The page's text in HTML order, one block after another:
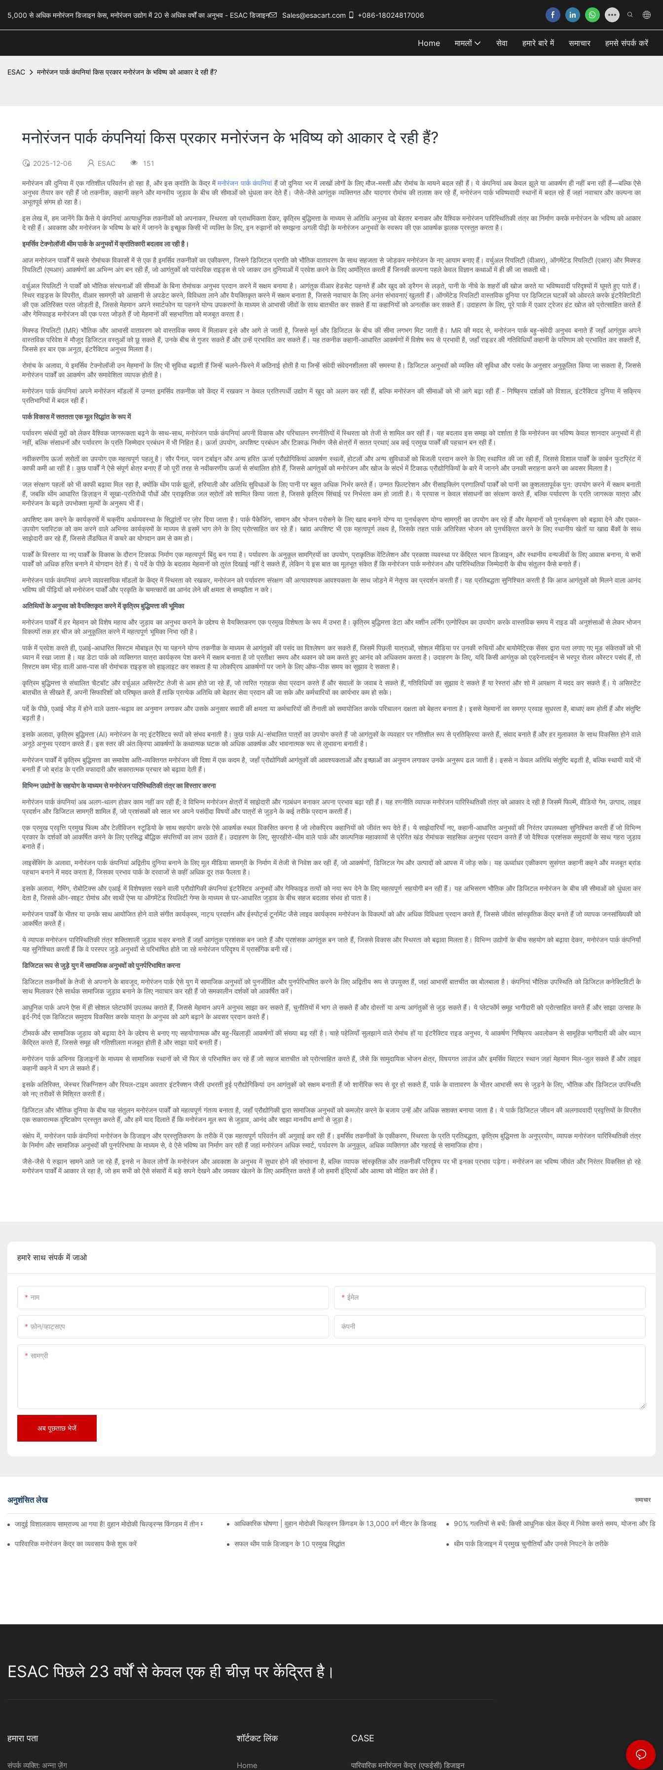
5,000 से अधिक मनोरंजन डिजाइन केस, मनोरंजन उद्योग में 20 से अधिक वर्षों का अनुभव - ESAC डिजाइन Sales@esacart.com +086-18024817006
Home मामलों सेवा हमारे बारे में समाचार हमसे संपर्क करें
ESAC मनोरंजन पार्क कंपनियां किस प्रकार मनोरंजन के भविष्य को आकार दे रही हैं?
मनोरंजन पार्क कंपनियां किस प्रकार मनोरंजन के भविष्य को आकार दे रही हैं?
2025-12-06 ESAC 151
मनोरंजन की दुनिया में एक गतिशील परिवर्तन हो रहा है, और इस क्रांति के केंद्र मेंमनोरंजन पार्क कंपनियांहैं जो दुनिया भर में लाखों लोगों के लिए मौज-मस्ती और रोमांच के मायने बदल रही हैं। ये कंपनियां अब केवल झूले या आकर्षण ही नहीं बना रही हैं—बल्कि ऐसे
अनुभव तैयार कर रही हैं जो तकनीक, कहानी कहने और मानवीय जुड़ाव के बीच की सीमाओं को धुंधला कर देते हैं। जैसे-जैसे आगंतुक व्यक्तिगत और यादगार रोमांच की तलाश कर रहे हैं, मनोरंजन पार्क भविष्यवादी स्थानों में बदल रहे हैं जहां नवाचार और कल्पना का
अभूतपूर्व संगम हो रहा है।
इस लेख में, हम जानेंगे कि कैसे ये कंपनियां अत्याधुनिक तकनीकों को अपनाकर, स्थिरता को प्राथमिकता देकर, कृत्रिम बुद्धिमत्ता के माध्यम से अतिथि अनुभव को बेहतर बनाकर और वैश्विक मनोरंजन पारिस्थितिकी तंत्र का निर्माण करके मनोरंजन के भविष्य को आकार
दे रही हैं। अवकाश और मनोरंजन के भविष्य के बारे में जानने के इच्छुक किसी भी व्यक्ति के लिए, इन रुझानों को समझना अगली पीढ़ी के मनोरंजन अनुभवों के स्वरूप की एक आकर्षक झलक प्रस्तुत करता है।
इमर्सिव टेक्नोलॉजी थीम पार्क के अनुभवों में क्रांतिकारी बदलाव ला रही है।
आज मनोरंजन पार्कों में सबसे रोमांचक विकासों में से एक है इमर्सिव तकनीकों का एकीकरण, जिसने डिजिटल प्रगति को भौतिक वातावरण के साथ सहजता से जोड़कर मनोरंजन के नए आयाम बनाए हैं। वर्चुअल रियलिटी (वीआर), ऑगमेंटेड रियलिटी (एआर) और मिक्स्ड
रियलिटी (एमआर) आकर्षणों का अभिन्न अंग बन रही हैं, जो आगंतुकों को पारंपरिक राइड्स से परे जाकर उन दुनियाओं में प्रवेश करने के लिए आमंत्रित करती हैं जिनकी कल्पना पहले केवल विज्ञान कथाओं में ही की जा सकती थी।
वर्चुअल रियलिटी ने पार्कों को भौतिक संरचनाओं की सीमाओं के बिना रोमांचक अनुभव प्रदान करने में सक्षम बनाया है। आगंतुक वीआर हेडसेट पहनते हैं और खुद को ड्रैगन से लड़ते, पानी के नीचे के शहरों की खोज करते या भविष्यवादी परिदृश्यों में घूमते हुए पाते हैं।
स्थिर राइड्स के विपरीत, वीआर सामग्री को आसानी से अपडेट करने, विविधता लाने और वैयक्तिकृत करने में सक्षम बनाता है, जिससे नवाचार के लिए अनंत संभावनाएं खुलती हैं। ऑगमेंटेड रियलिटी वास्तविक दुनिया पर डिजिटल घटकों को ओवरले करके इंटरैक्टिविटी
की एक अतिरिक्त परत जोड़ती है, जिससे मेहमान अपने स्मार्टफोन या पहनने योग्य उपकरणों के माध्यम से आभासी जीवों के साथ बातचीत कर सकते हैं या कहानियों को अनलॉक कर सकते हैं। उदाहरण के लिए, पूरे पार्क में एआर ट्रेजर हंट खोज को प्रोत्साहित करते हैं
और गेमिफाइड मनोरंजन की एक परत जोड़ते हैं जो मेहमानों की सहभागिता को मजबूत करता है।
मिक्स्ड रियलिटी (MR) भौतिक और आभासी वातावरण को वास्तविक समय में मिलाकर इसे और आगे ले जाती है, जिससे मूर्त और डिजिटल के बीच की सीमा लगभग मिट जाती है। MR की मदद से, मनोरंजन पार्क बहु-संवेदी अनुभव बनाते हैं जहाँ आगंतुक अपने
वास्तविक परिवेश में मौजूद डिजिटल वस्तुओं को छू सकते हैं, उनके बीच से गुजर सकते हैं और उन्हें प्रभावित कर सकते हैं। यह तकनीक कहानी-आधारित आकर्षणों में विशेष रूप से प्रभावी है, जहाँ राइडर की गतिविधियाँ कहानी के परिणाम को प्रभावित कर सकती हैं,
जिससे हर बार एक अनूठा, इंटरैक्टिव अनुभव मिलता है।
रोमांच के अलावा, ये इमर्सिव टेक्नोलॉजी उन मेहमानों के लिए भी सुविधा बढ़ाती हैं जिन्हें चलने-फिरने में कठिनाई होती है या जिन्हें संवेदी संवेदनशीलता की समस्या है। डिजिटल अनुभवों को व्यक्ति की सुविधा और पसंद के अनुसार अनुकूलित किया जा सकता है, जिससे
मनोरंजन पार्कों का आकर्षण और समावेशिता व्यापक होती है।
मनोरंजन पार्क कंपनियां अपने मनोरंजन मॉडलों में उन्नत इमर्सिव तकनीक को केंद्र में रखकर न केवल प्रतिस्पर्धी उद्योग में खुद को अलग कर रही हैं, बल्कि मनोरंजन की सीमाओं को भी आगे बढ़ा रही हैं - निष्क्रिय दर्शकों को विशाल, इंटरैक्टिव दुनिया में सक्रिय
प्रतिभागियों में बदल रही हैं।
पार्क विकास में सततता एक मूल सिद्धांत के रूप में
पर्यावरण संबंधी मुद्दों को लेकर वैश्विक जागरूकता बढ़ने के साथ-साथ, मनोरंजन पार्क कंपनियां अपनी विकास और परिचालन रणनीतियों में स्थिरता को तेजी से शामिल कर रही हैं। यह बदलाव इस समझ को दर्शाता है कि मनोरंजन का भविष्य केवल शानदार अनुभवों में ही
नहीं, बल्कि संसाधनों और पर्यावरण के प्रति जिम्मेदार प्रबंधन में भी निहित है। ऊर्जा उपयोग, अपशिष्ट प्रबंधन और टिकाऊ निर्माण जैसे क्षेत्रों में सतत प्रथाएं अब कई प्रमुख पार्कों की पहचान बन रही हैं।
नवीकरणीय ऊर्जा स्रोतों का उपयोग एक महत्वपूर्ण पहलू है। सौर पैनल, पवन टर्बाइन और अन्य हरित ऊर्जा प्रौद्योगिकियां आकर्षण स्थलों, होटलों और अन्य सुविधाओं को बिजली प्रदान करने के लिए स्थापित की जा रही हैं, जिससे विशाल पार्कों के कार्बन फुटप्रिंट में
काफी कमी आ रही है। कुछ पार्कों ने ऐसे संपूर्ण क्षेत्र बनाए हैं जो पूरी तरह से नवीकरणीय ऊर्जा से संचालित होते हैं, जिससे आगंतुकों को मनोरंजन और खोज के संदर्भ में टिकाऊ प्रौद्योगिकियों के बारे में जानने और उनकी सराहना करने का अवसर मिलता है।
जल संरक्षण पहलों को भी काफी बढ़ावा मिल रहा है, क्योंकि थीम पार्क झूलों, हरियाली और अतिथि सुविधाओं के लिए पानी पर बहुत अधिक निर्भर करते हैं। उन्नत फ़िल्टरेशन और रीसाइक्लिंग प्रणालियाँ पार्कों को पानी का कुशलतापूर्वक पुन: उपयोग करने में सक्षम बनाती
हैं, जबकि थीम आधारित डिज़ाइन में सूखा-प्रतिरोधी पौधों और प्राकृतिक जल स्रोतों को शामिल किया जाता है, जिससे कृत्रिम सिंचाई पर निर्भरता कम हो जाती है। ये प्रयास न केवल संसाधनों का संरक्षण करते हैं, बल्कि पर्यावरण के प्रति जागरूक यात्रा और
मनोरंजन के बढ़ते उपभोक्ता मूल्यों के अनुरूप भी हैं।
अपशिष्ट कम करने के कार्यक्रमों में चक्रीय अर्थव्यवस्था के सिद्धांतों पर ज़ोर दिया जाता है। पार्क पैकेजिंग, सामान और भोजन परोसने के लिए खाद बनाने योग्य या पुनर्चक्रण योग्य सामग्री का उपयोग कर रहे हैं और मेहमानों को पुनर्चक्रण को बढ़ावा देने और एकल-
उपयोग प्लास्टिक को कम करने वाले अभिनव कार्यक्रमों के माध्यम से इसमें भाग लेने के लिए प्रोत्साहित कर रहे हैं। खाद्य अपशिष्ट भी एक महत्वपूर्ण लक्ष्य है, जिसके तहत पार्क अतिरिक्त भोजन को पुनर्चक्रित करने के लिए स्थानीय खेतों या खाद्य बैंकों के साथ
साझेदारी कर रहे हैं, जिससे लैंडफिल में कचरे का योगदान कम से कम हो।
पार्कों के विस्तार या नए पार्कों के विकास के दौरान टिकाऊ निर्माण एक महत्वपूर्ण बिंदु बन गया है। पर्यावरण के अनुकूल सामग्रियों का उपयोग, प्राकृतिक वेंटिलेशन और प्रकाश व्यवस्था पर केंद्रित भवन डिजाइन, और स्थानीय वन्यजीवों के लिए आवास बनाना, ये सभी
पार्कों को अधिक हरित बनाने में योगदान देते हैं। ये पर्दे के पीछे के बदलाव मेहमानों को तुरंत दिखाई नहीं दे सकते हैं, लेकिन ये इस बात का मूलभूत संकेत हैं कि मनोरंजन पार्क मनोरंजन और पारिस्थितिक जिम्मेदारी के बीच संतुलन कैसे बनाते हैं।
मनोरंजन पार्क कंपनियां अपने व्यावसायिक मॉडलों के केंद्र में स्थिरता को रखकर, मनोरंजन को पर्यावरण संरक्षण की अत्यावश्यक आवश्यकता के साथ जोड़ने में नेतृत्व का प्रदर्शन करती हैं। यह प्रतिबद्धता सुनिश्चित करती है कि आज आगंतुकों को मिलने वाला आनंद
भविष्य की पीढ़ियों को मनोरंजन पार्कों और प्रकृति के चमत्कारों का आनंद लेने की क्षमता से समझौता न करे।
अतिथियों के अनुभव को वैयक्तिकृत करने में कृत्रिम बुद्धिमत्ता की भूमिका
मनोरंजन पार्कों में हर मेहमान को विशेष महत्व और जुड़ाव का अनुभव कराने के उद्देश्य से वैयक्तिकरण एक प्रमुख विशेषता के रूप में उभरा है। कृत्रिम बुद्धिमत्ता डेटा और मशीन लर्निंग एल्गोरिदम का उपयोग करके वास्तविक समय में राइड की अनुशंसाओं से लेकर भोजन
विकल्पों तक हर चीज को अनुकूलित करने में महत्वपूर्ण भूमिका निभा रही है।
पार्क में प्रवेश करते ही, एआई-आधारित सिस्टम मोबाइल ऐप या पहनने योग्य तकनीक के माध्यम से आगंतुकों की पसंद का विश्लेषण कर सकते हैं, जिसमें पिछली यात्राओं, सोशल मीडिया पर उनकी रुचियों और बायोमेट्रिक सेंसर द्वारा पता लगाए गए मूड संकेतकों को भी
ध्यान में रखा जाता है। यह डेटा पार्क को व्यक्तिगत यात्रा कार्यक्रम पेश करने में सक्षम बनाता है जो प्रतीक्षा समय और थकान को कम करते हुए आनंद को अधिकतम करता है। उदाहरण के लिए, यदि किसी आगंतुक को एड्रेनालाईन से भरपूर रोलर कोस्टर पसंद हैं, तो
सिस्टम कम भीड़ वाली आस-पास की रोमांचक राइड्स को हाइलाइट कर सकता है या लोकप्रिय आकर्षणों पर जाने के लिए ऑफ-पीक समय का सुझाव दे सकता है।
कृत्रिम बुद्धिमत्ता से संचालित चैटबॉट और वर्चुअल असिस्टेंट तेजी से आम होते जा रहे हैं, जो त्वरित ग्राहक सेवा प्रदान करते हैं और सवालों के जवाब दे सकते हैं, गतिविधियों का सुझाव दे सकते हैं या रेस्तरां और शो में आरक्षण में मदद कर सकते हैं। ये असिस्टेंट
बातचीत से सीखते हैं, अपनी सिफारिशों को परिष्कृत करते हैं ताकि प्रत्येक अतिथि को बेहतर सेवा प्रदान की जा सके और कर्मचारियों का कार्यभार कम हो सके।
पर्दे के पीछे, एआई भीड़ में होने वाले उतार-चढ़ाव का अनुमान लगाकर और उसके अनुसार सवारी की क्षमता या कर्मचारियों की तैनाती को समायोजित करके परिचालन दक्षता को बेहतर बनाता है। इससे मेहमानों का समग्र प्रवाह सुधरता है, बाधाएं कम होती हैं और संतुष्टि
बढ़ती है।
इसके अलावा, कृत्रिम बुद्धिमत्ता (AI) मनोरंजन के नए इंटरैक्टिव रूपों को संभव बनाती है। कुछ पार्क AI-संचालित पात्रों का उपयोग करते हैं जो आगंतुकों के व्यवहार पर गतिशील रूप से प्रतिक्रिया करते हैं, संवाद बनाते हैं और हर मुलाकात के साथ विकसित होने वाले
अनूठे अनुभव प्रदान करते हैं। इस स्तर की अंतःक्रिया आकर्षणों के कथात्मक घटक को अधिक आकर्षक और भावनात्मक रूप से लुभावना बनाती है।
मनोरंजन पार्कों में कृत्रिम बुद्धिमत्ता का समावेश अति-व्यक्तिगत मनोरंजन की दिशा में एक कदम है, जहाँ प्रौद्योगिकी आगंतुकों की आवश्यकताओं और इच्छाओं का अनुमान लगाकर उनके अनुरूप ढल जाती है। इससे न केवल अतिथि संतुष्टि बढ़ती है, बल्कि स्थायी यादें भी
बनती हैं जो ब्रांड के प्रति वफादारी और सकारात्मक प्रचार को बढ़ावा देती हैं।
विभिन्न उद्योगों के सहयोग के माध्यम से मनोरंजन पारिस्थितिकी तंत्र का विस्तार करना
मनोरंजन पार्क कंपनियां अब अलग-थलग होकर काम नहीं कर रही हैं; वे विभिन्न मनोरंजन क्षेत्रों में साझेदारी और गठबंधन बनाकर अपना प्रभाव बढ़ा रही हैं। यह रणनीति व्यापक मनोरंजन पारिस्थितिकी तंत्र को आकार दे रही है जिसमें फिल्में, वीडियो गेम, उत्पाद, लाइव
प्रदर्शन और डिजिटल सामग्री शामिल हैं, जो प्रशंसकों को साल भर अपने पसंदीदा विषयों और पात्रों से जुड़ने के कई तरीके प्रदान करती हैं।
एक प्रमुख प्रवृत्ति प्रमुख फिल्म और टेलीविजन स्टूडियो के साथ सहयोग करके ऐसे आकर्षक स्थल विकसित करना है जो लोकप्रिय कहानियों को जीवंत रूप देते हैं। ये साझेदारियाँ नए, कहानी-आधारित अनुभवों की निरंतर उपलब्धता सुनिश्चित करती हैं जो विभिन्न
प्रकार के दर्शकों को आकर्षित करने के लिए प्रसिद्ध बौद्धिक संपत्तियों का लाभ उठाते हैं। उदाहरण के लिए, सुपरहीरो-थीम वाले पार्क और काल्पनिक महाकाव्यों से प्रेरित खंड रोमांचक साहसिक अनुभव प्रदान करते हैं जो वैश्विक प्रशंसक समुदायों के साथ गहरा जुड़ाव
बनाते हैं।
लाइसेंसिंग के अलावा, मनोरंजन पार्क कंपनियां अद्वितीय दुनिया बनाने के लिए मूल मीडिया सामग्री के निर्माण में तेजी से निवेश कर रही हैं, जो आकर्षणों, डिजिटल गेम और उत्पादों को आपस में जोड़ सके। यह ऊर्ध्वाधर एकीकरण सुसंगत कहानी कहने और मजबूत ब्रांड
पहचान बनाने में मदद करता है, जिसका प्रभाव पार्क के दरवाजों से कहीं अधिक दूर तक फैलता है।
इसके अलावा, गेमिंग, रोबोटिक्स और एआई में विशेषज्ञता रखने वाली प्रौद्योगिकी कंपनियां इंटरैक्टिव अनुभवों और गेमिफाइड तत्वों को नया रूप देने के लिए महत्वपूर्ण सहयोगी बन रही हैं। यह अभिसरण भौतिक और डिजिटल मनोरंजन के बीच की सीमाओं को धुंधला कर
देता है, जिससे ऑन-साइट रोमांच और साथी ऐप्स या ऑगमेंटेड रियलिटी गेम्स के माध्यम से घर-आधारित जुड़ाव के बीच सहज बदलाव संभव हो पाता है।
मनोरंजन पार्कों के भीतर या उनके साथ आयोजित होने वाले संगीत कार्यक्रम, नाट्य प्रदर्शन और ईस्पोर्ट्स टूर्नामेंट जैसे लाइव कार्यक्रम मनोरंजन के विकल्पों को और अधिक विविधता प्रदान करते हैं, जिससे जीवंत सांस्कृतिक केंद्र बनते हैं जो व्यापक जनसांख्यिकी को
आकर्षित करते हैं।
ये व्यापक मनोरंजन पारिस्थितिकी तंत्र शक्तिशाली जुड़ाव चक्र बनाते हैं जहाँ आगंतुक प्रशंसक बन जाते हैं और प्रशंसक आगंतुक बन जाते हैं, जिससे विकास और स्थिरता को बढ़ावा मिलता है। विभिन्न उद्योगों के बीच सहयोग को बढ़ावा देकर, मनोरंजन पार्क कंपनियाँ
यह सुनिश्चित करती हैं कि वे परस्पर जुड़े अनुभवों से परिभाषित होते जा रहे मनोरंजन परिदृश्य में प्रासंगिक बनी रहें।
डिजिटल रूप से जुड़े युग में सामाजिक अनुभवों को पुनर्परिभाषित करना
डिजिटल तकनीकों के तेजी से अपनाने के बावजूद, मनोरंजन पार्क ऐसे युग में सामाजिक अनुभवों को पुनर्जीवित और पुनर्परिभाषित करने के लिए अद्वितीय रूप से उपयुक्त हैं, जहां आभासी बातचीत का बोलबाला है। कंपनियां भौतिक उपस्थिति को डिजिटल कनेक्टिविटी के
साथ मिलाकर ऐसे सार्थक सामाजिक जुड़ाव बनाने के लिए नवाचार कर रही हैं जो समकालीन दर्शकों को आकर्षित करें।
आधुनिक पार्क अपने ऐप्स में ही सोशल प्लेटफॉर्म उपलब्ध कराते हैं, जिससे मेहमान अपने अनुभव साझा कर सकते हैं, चुनौतियों में भाग ले सकते हैं और दोस्तों या अन्य आगंतुकों से जुड़ सकते हैं। ये प्लेटफॉर्म समूह भागीदारी को प्रोत्साहित करते हैं और साझा उत्साह के
इर्द-गिर्द एक डिजिटल समुदाय विकसित करके यात्रा के अनुभव को आगे बढ़ाने के अवसर प्रदान करते हैं।
टीमवर्क और सामाजिक जुड़ाव को बढ़ावा देने के उद्देश्य से बनाए गए सहयोगात्मक और बहु-खिलाड़ी आकर्षणों की संख्या बढ़ रही है। चाहे पहेलियाँ सुलझाने वाले रोमांच हों या इंटरैक्टिव राइड अनुभव, ये आकर्षण निष्क्रिय अवलोकन से सामूहिक भागीदारी की ओर ध्यान
केंद्रित करते हैं, जिससे समूह की गतिशीलता मजबूत होती है और साझा यादें बनती हैं।
मनोरंजन पार्क अभिनव डिजाइनों के माध्यम से सामाजिक स्थानों को भी फिर से परिभाषित कर रहे हैं जो सहज बातचीत को प्रोत्साहित करते हैं, जैसे कि सामुदायिक भोजन क्षेत्र, विषयगत लाउंज और इमर्सिव थिएटर स्थान जहां मेहमान मिल-जुल सकते हैं और लाइव
कहानी कहने में भाग ले सकते हैं।
इसके अतिरिक्त, जेस्चर रिकग्निशन और रियल-टाइम अवतार इंटरैक्शन जैसी उभरती हुई प्रौद्योगिकियां उन आगंतुकों को सक्षम बनाती हैं जो शारीरिक रूप से दूर हो सकते हैं, पार्क के वातावरण के भीतर आभासी रूप से जुड़ने के लिए, भौतिक और डिजिटल उपस्थिति
को नए तरीकों से मिश्रित करती हैं।
डिजिटल और भौतिक दुनिया के बीच यह संतुलन मनोरंजन पार्कों को महत्वपूर्ण गंतव्य बनाता है, जहाँ प्रौद्योगिकी द्वारा सामाजिक अनुभवों को कमज़ोर करने के बजाय उन्हें और अधिक सशक्त बनाया जाता है। ये पार्क डिजिटल जीवन की अलगाववादी प्रवृत्तियों के विपरीत
एक सकारात्मक दृष्टिकोण प्रस्तुत करते हैं, और हमें याद दिलाते हैं कि मनोरंजन मूल रूप से जुड़ाव, आनंद और साझा मानवीय क्षणों से जुड़ा है।
संक्षेप में, मनोरंजन पार्क कंपनियां मनोरंजन के डिजाइन और प्रस्तुतिकरण के तरीके में एक महत्वपूर्ण परिवर्तन की अगुवाई कर रही हैं। इमर्सिव तकनीकों के एकीकरण, स्थिरता के प्रति प्रतिबद्धता, कृत्रिम बुद्धिमत्ता के अनुप्रयोग, व्यापक मनोरंजन पारिस्थितिकी तंत्र
के निर्माण और सामाजिक अनुभवों की पुनर्परिभाषा के माध्यम से, वे ऐसे भविष्य का निर्माण कर रही हैं जहां मनोरंजन अधिक स्मार्ट, पर्यावरण के अनुकूल, अधिक व्यक्तिगत और गहराई से सामाजिक होगा।
जैसे-जैसे ये रुझान सामने आते जा रहे हैं, इनसे न केवल लोगों के मनोरंजन और अवकाश के अनुभव में सुधार होने की संभावना है, बल्कि व्यापक सांस्कृतिक और तकनीकी परिदृश्य पर भी इनका प्रभाव पड़ेगा। मनोरंजन का भविष्य जीवंत और निरंतर विकसित हो रहे
मनोरंजन पार्कों में आकार ले रहा है, जो हम सभी को ऐसे संसारों में बड़े सपने देखने और जमकर खेलने के लिए आमंत्रित करते हैं जो हमारी इंद्रियों और आत्मा को मोहित कर लेते हैं।
हमारे साथ संपर्क में जाओ
नाम ईमेल
फ़ोन/व्हाट्सएप कंपनी
सामग्री
अब पूछताछ भेजें
अनुशंसित लेख समाचार
जादुई विशालकाय साम्राज्य आ गया है! वुहान मोदोकी चिल्ड्रन्स किंगडम में तीन मंजिलों पर मनोरंजन की सुविधाएं हैं जिनमें 60 से अधिक रोमांचक आकर्षण मौजूद हैं।
आधिकारिक घोषणा | वुहान मोदोकी चिल्ड्रन किंगडम के 13,000 वर्ग मीटर के डिजाइन और निर्माण प्रगति की पहली झलक90% गलतियों से बचें: किसी आधुनिक खेल केंद्र में निवेश करते समय, योजना और
पारिवारिक मनोरंजन केंद्र का व्यवसाय कैसे शुरू करें सफल थीम पार्क डिजाइन के 10 प्रमुख सिद्धांत थीम पार्क डिजाइन में प्रमुख चुनौतियाँ और उनसे निपटने के तरीके
ESAC पिछले 23 वर्षों से केवल एक ही चीज़ पर केंद्रित है।
हमारा पता
संपर्क व्यक्ति: अन्ना ज़ेंग
शॉर्टकट लिंक
Home
CASE
पारिवारिक मनोरंजन केंद्र (एफईसी) डिजाइन